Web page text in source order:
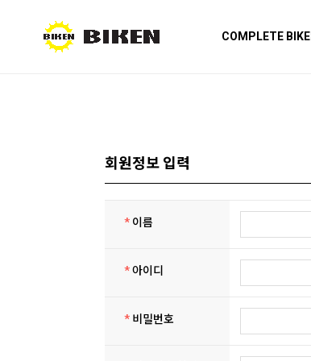
COMPLETE BIKE
회원정보 입력
* 이름
*아이디
* 비밀번호